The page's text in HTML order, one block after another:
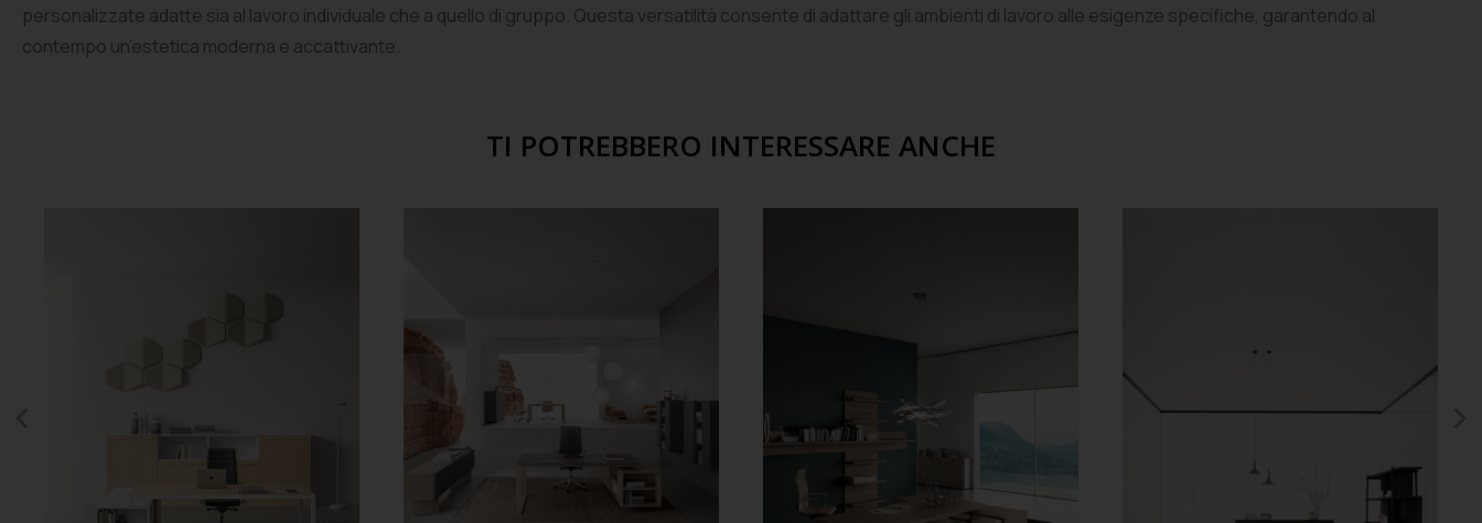
personalizzate adatte sia al lavoro individuale che a quello di gruppo. Questa versatilità consente di adattare gli ambienti di lavoro alle esigenze specifiche, garantendo al
contempo un’estetica moderna e accattivante.
TI POTREBBERO INTERESSARE ANCHE